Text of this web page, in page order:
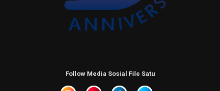
Follow Media Sosial File Satu